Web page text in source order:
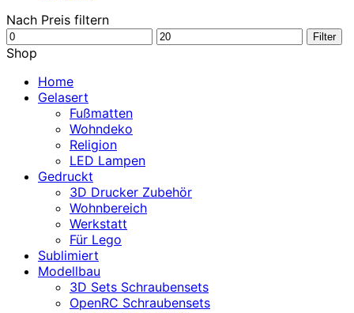
Nach Preis filtern
Min.
Preis
Max.
Filter
Shop
Home
Gelasert
Fußmatten
Wohndeko
Religion
LED Lampen
Gedruckt
3D Drucker Zubehör
Wohnbereich
Werkstatt
Für Lego
Sublimiert
Modellbau
3D Sets Schraubensets
OpenRC Schraubensets